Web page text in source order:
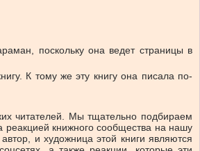
поскольку она ведет страницы в
К тому же эту книгу она писала по-
читателей. Мы тщательно подбираем
книжного сообщества на нашу
и художница этой книги являются